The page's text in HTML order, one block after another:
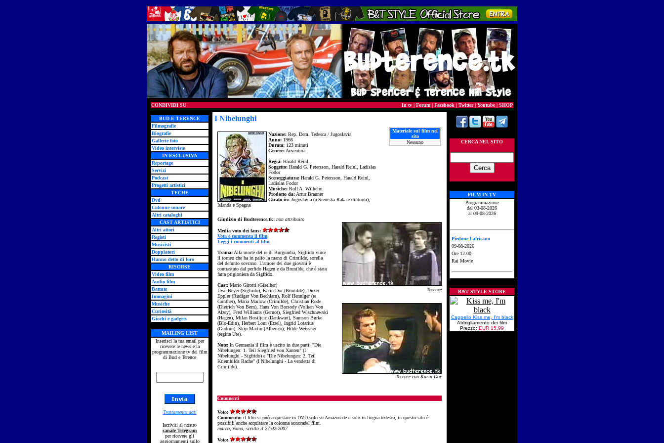
CONDIVIDI SU In tv | Forum | Facebook | Twitter| Youtube| SHOP
BUD E TERENCE
Filmografie
Biografie
Gallerie foto
Video interviste
IN ESCLUSIVA
Reportage
Servizi
Podcast
Progetti artistici
TECHE
Dvd
Colonne sonore
Altri cataloghi
CAST ARTISTICI
Altri attori
Registi
Musicisti
Doppiatori
Hanno detto di loro
RISORSE
Video film
Audio film
Battute
Immagini
Musiche
Curiosità
Giochi e gadgets
MAILING LIST
Inserisci la tua email per
ricevere le news e la
programmazione tv dei film
di Bud e Terence
Trattamento dati
Iscriviti al nostro
canale Telegram
per ricevere gli
aggiornamenti sullo
I Nibelunghi
Nazione: Rep. Dem. Tedesca / Jugoslavia
Anno: 1966
Durata: 123 minuti
Genere: Avventura
Regia: Harald Reinl
Soggetto: Harald G. Petersson, Harald Reinl, Ladislas
Fodor
Sceneggiatura: Harald G. Petersson, Harald Reinl,
Ladislas Fodor
Musiche: Rolf A. Wilhelm
Prodotto da: Artur Brauner
Girato in: Jugoslavia (a Sremska Raka e dintorni),
Islanda e Spagna
Materiale sul film nel
sito
Nessuno
Giudizio di Budterence.tk: non attribuito
Media voto dei fans:
Vota e commenta il film
Leggi i commenti al film
Trama: Alla morte del re di Burgundia, Sigfrido vince
il torneo che ha in palio la mano di Crimilde, sorella
del defunto sovrano. L'amore dei due giovani è
contrastato dal perfido Hagen e da Brunilde, che è stata
fatta prigioniera da Sigfrido.
Cast: Mario Girotti (Giselher)
Uwe Beyer (Sigfrido), Karin Dor (Brunilde), Dieter
Eppler (Rudiger Von Bechlarn), Rolf Henniger (re
Gunther), Maria Marlow (Crimilde), Christian Rode
(Dietrich Von Bern), Hans Von Borsody (Volken Von
Alzey), Fred Williams (Gernot), Siegfried Wischnewski
(Hagen), Milan Bosiljcic (Dankwart), Samson Burke
(Blo-Edin), Herbert Lom (Etzel), Ingrid Lotarius
(Gudrun), Skip Martin (Alberico), Hilde Weissner
(regina Ute).
Note: In Germania il film è uscito in due parti: "Die
Nibelungen: 1. Teil Siegfried von Xanten" (I
Nibelunghi - Sigfrido) e "Die Nibelungen: 2. Teil
Kriemhilds Rache" (I Nibelunghi - La vendetta di
Crimilde).
Terence
Terence con Karin Dor
Commenti
Voto:
Commento: il film si può acquistare in DVD solo su Amazon.de e solo in lingua tedesca, in questo sito è
possibili anche acquistare la colonna sonoradel film.
marco, roma, scritto il 27-02-2007
Voto:
CERCA NEL SITO
FILM IN TV
Programmazione
dal 03-08-2026
al 09-08-2026
Piedone l'africano
09-08-2026
Ore 12.00
Rai Movie
B&T STYLE STORE
Cappello Kiss me, I'm black
Abbigliamento dei film
Prezzo: EUR 15,99